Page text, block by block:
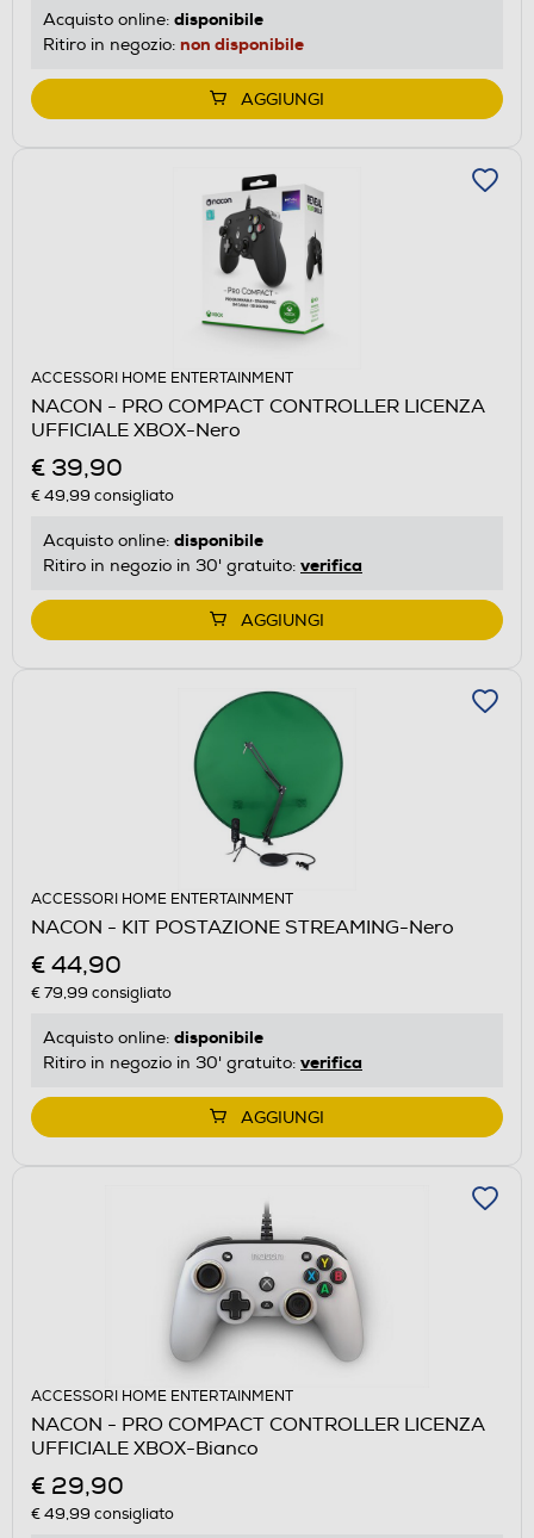
Acquisto online: disponibile
Ritiro in negozio: non disponibile
AGGIUNGI
ACCESSORI HOME ENTERTAINMENT
NACON - PRO COMPACT CONTROLLER LICENZA
UFFICIALE XBOX-Nero
€ 39,90
€ 49,99 consigliato
Acquisto online: disponibile
Ritiro in negozio in 30' gratuito: verifica
AGGIUNGI
ACCESSORI HOME ENTERTAINMENT
NACON - KIT POSTAZIONE STREAMING-Nero
€ 44,90
€ 79,99 consigliato
Acquisto online: disponibile
Ritiro in negozio in 30' gratuito: verifica
AGGIUNGI
ACCESSORI HOME ENTERTAINMENT
NACON - PRO COMPACT CONTROLLER LICENZA
UFFICIALE XBOX-Bianco
€ 29,90
€ 49,99 consigliato